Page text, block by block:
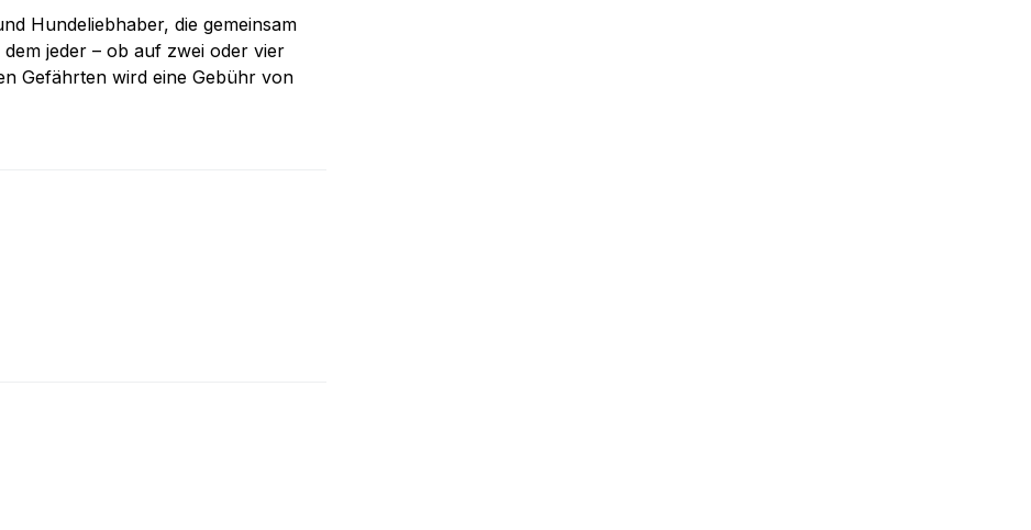
Hundeliebhaber, die gemeinsam
jeder – ob auf zwei oder vier
Gefährten wird eine Gebühr von